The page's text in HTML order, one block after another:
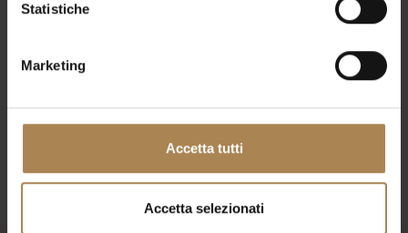
Statistiche
Marketing
Accetta tutti
Accetta selezionati